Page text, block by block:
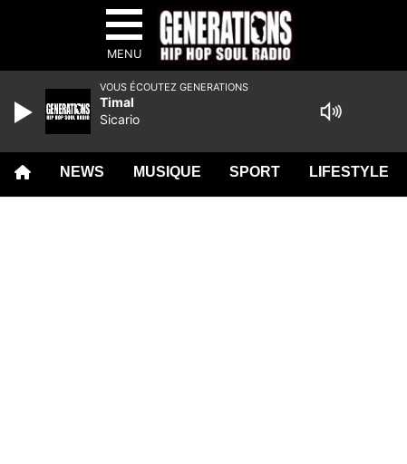
MENU
NEWS MUSIQUE SPORT LIFESTYLE
VOUS ÉCOUTEZ GENERATIONS
Timal
Sicario